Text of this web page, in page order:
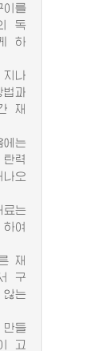
를
독
하
나
과
재
는
력
오
는
여
재
구
는
들
고